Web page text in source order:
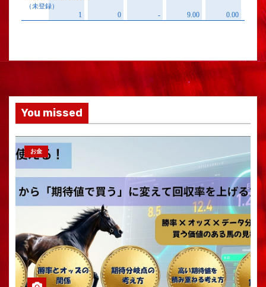
You missed
お金